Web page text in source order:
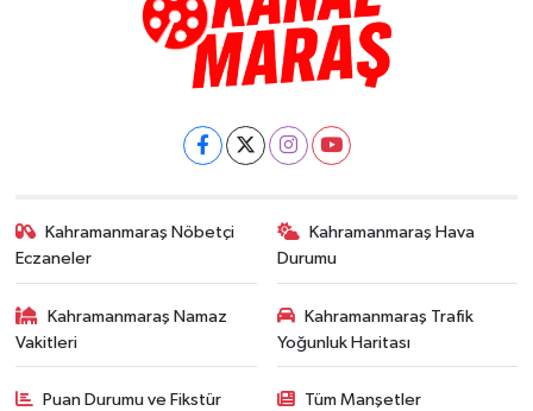
Kahramanmaraş Nöbetçi
Eczaneler
Kahramanmaraş Hava
Durumu
Kahramanmaraş Namaz
Vakitleri
Kahramanmaraş Trafik
Yoğunluk Haritası
Puan Durumu ve Fikstür Tüm Manşetler